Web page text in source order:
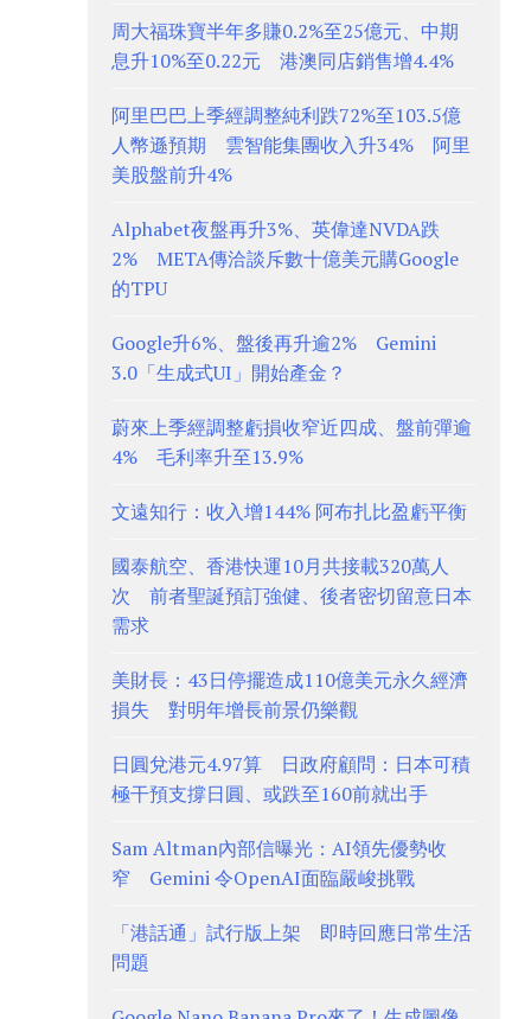
周大福珠寶半年多賺0.2%至25億元、中期
息升10%至0.22元 港澳同店銷售增4.4%
阿里巴巴上季經調整純利跌72%至103.5億
人幣遜預期 雲智能集團收入升34% 阿里
美股盤前升4%
Alphabet夜盤再升3%、英偉達NVDA跌
2% META傳洽談斥數十億美元購Google
的TPU
Google升6%、盤後再升逾2% Gemini
3.0「生成式UI」開始產金？
蔚來上季經調整虧損收窄近四成、盤前彈逾
4% 毛利率升至13.9%
文遠知行：收入增144% 阿布扎比盈虧平衡
國泰航空、香港快運10月共接載320萬人
次 前者聖誕預訂強健、後者密切留意日本
需求
美財長：43日停擺造成110億美元永久經濟
損失 對明年增長前景仍樂觀
日圓兌港元4.97算 日政府顧問：日本可積
極干預支撐日圓、或跌至160前就出手
Sam Altman內部信曝光：AI領先優勢收
窄 Gemini 令OpenAI面臨嚴峻挑戰
「港話通」試行版上架 即時回應日常生活
問題